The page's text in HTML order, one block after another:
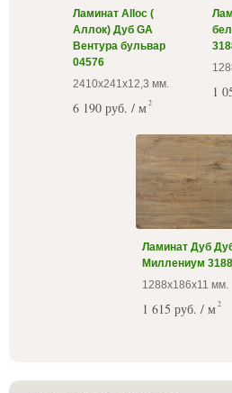
Ламинат Alloc (
Аллок) Дуб GA
Вентура бульвар
04576
2410х241х12,3 мм.
6 190 руб. / м 2
1
Ламинат Дуб
Миллениум 3188
1288х186х11 мм.
1 615 руб. / м 2